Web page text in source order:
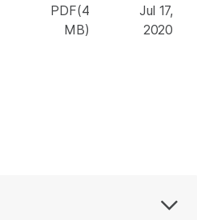
PDF(4
MB)
Jul 17,
2020